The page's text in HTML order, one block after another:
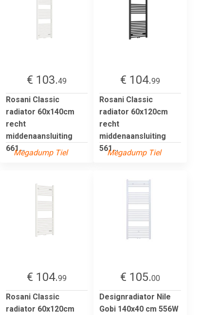
€ 103.49
Rosani Classic
radiator 60x140cm
recht
middenaansluiting
661...
Megadump Tiel
€ 104.99
Rosani Classic
radiator 60x120cm
recht
middenaansluiting
561...
Megadump Tiel
€ 104.99
Rosani Classic
radiator 60x120cm
€ 105.00
Designradiator Nile
Gobi 140x40 cm 556W